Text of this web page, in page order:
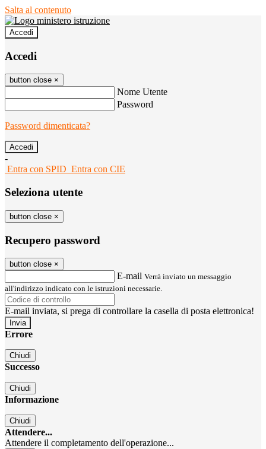
Salta al contenuto
Accedi
Accedi
button close ×
Nome Utente
Password
Password dimenticata?
-
Entra con SPID Entra con CIE
Seleziona utente
button close ×
Recupero password
button close ×
E-mail Verrà inviato un messaggio
all'indirizzo indicato con le istruzioni necessarie.
E-mail inviata, si prega di controllare la casella di posta elettronica!
Errore
Chiudi
Successo
Chiudi
Informazione
Chiudi
Attendere...
Attendere il completamento dell'operazione...